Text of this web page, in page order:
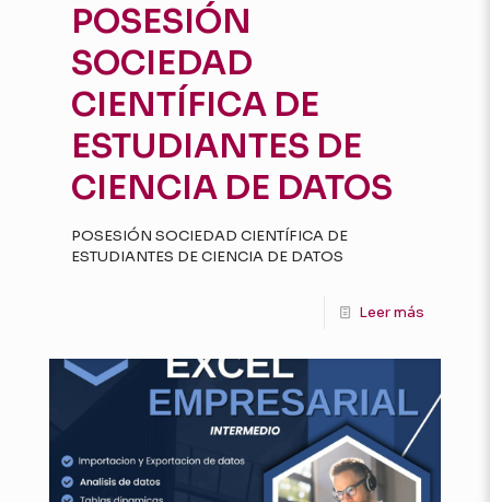
POSESIÓN
SOCIEDAD
CIENTÍFICA DE
ESTUDIANTES DE
CIENCIA DE DATOS
POSESIÓN SOCIEDAD CIENTÍFICA DE
ESTUDIANTES DE CIENCIA DE DATOS
Leer más